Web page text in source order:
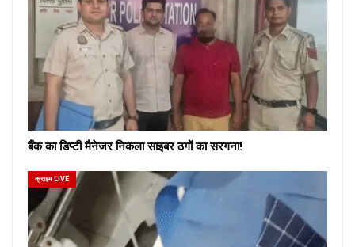
बैंक का डिप्टी मैनेजर निकला साइबर ठगों का सरगना!
क्राइम LIVE